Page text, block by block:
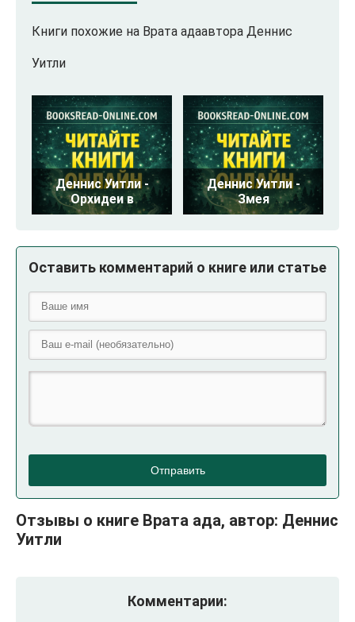
Книги похожие на Врата адаавтора Деннис
Уитли
Деннис Уитли -
Орхидеи в
Деннис Уитли -
Змея
Оставить комментарий о книге или статье
Отправить
Отзывы о книге Врата ада, автор: Деннис
Уитли
Комментарии: